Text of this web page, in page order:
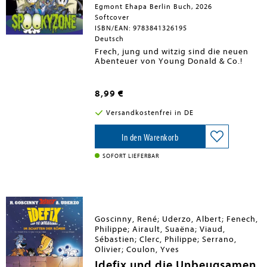
Egmont Ehapa Berlin Buch, 2026
Softcover
ISBN/EAN: 9783841326195
Deutsch
Frech, jung und witzig sind die neuen
Abenteuer von Young Donald & Co.!
8,99 €
Versandkostenfrei in DE
In den Warenkorb
SOFORT LIEFERBAR
Goscinny, René; Uderzo, Albert; Fenech,
Philippe; Airault, Suaëna; Viaud,
Sébastien; Clerc, Philippe; Serrano,
Olivier; Coulon, Yves